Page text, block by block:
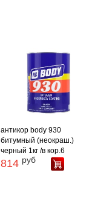
антикор body 930
битумный (неокраш.)
черный 1кг /в кор.6
814 руб